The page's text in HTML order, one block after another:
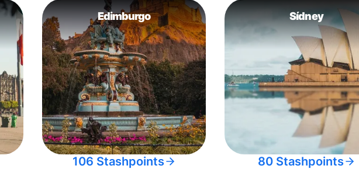
Edimburgo
106 Stashpoints
Sídney
80 Stashpoints